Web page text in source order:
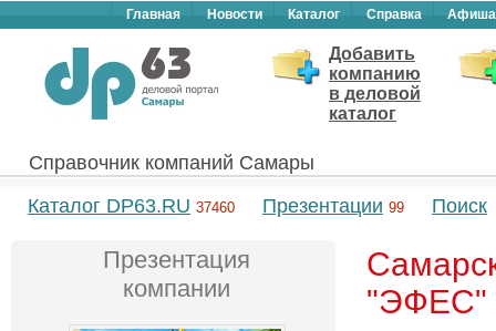
Главная Новости Каталог Справка Афиша
Добавить
компанию
в деловой
каталог
Справочник компаний Самары
Каталог DP63.RU 37460 Презентации 99 Поиск
Презентация
компании
"ЭФЕС"